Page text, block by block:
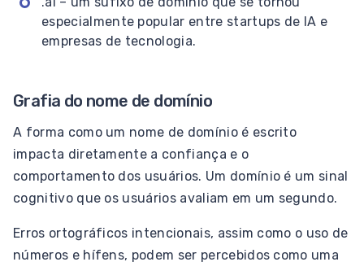
especialmente popular entre startups de IA e
empresas de tecnologia.
Grafia do nome de domínio
A forma como um nome de domínio é escrito
impacta diretamente a confiança e o
comportamento dos usuários. Um domínio é um sinal
cognitivo que os usuários avaliam em um segundo.
Erros ortográficos intencionais, assim como o uso de
números e hífens, podem ser percebidos como uma